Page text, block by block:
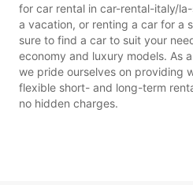
for car rental in car-rental-italy/
a vacation, or renting a car for a
sure to find a car to suit your
economy and luxury models. As
we pride ourselves on providing
flexible short- and long-term
no hidden charges.